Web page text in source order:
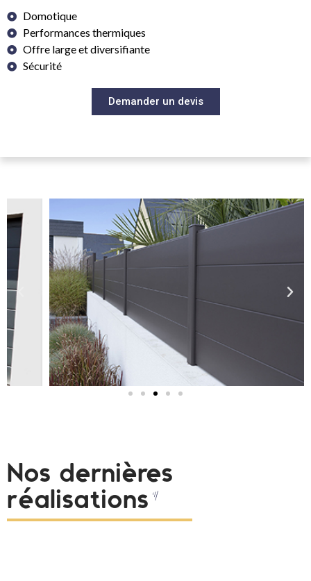
Domotique
Performances thermiques
Offre large et diversifiante
Sécurité
Demander un devis
Nos dernières
réalisations